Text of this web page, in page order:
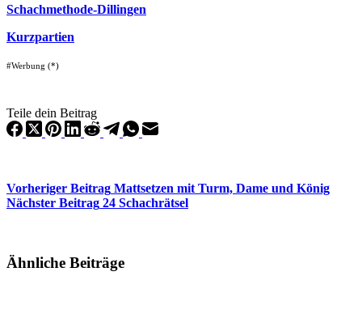
Schachmethode-Dillingen
Kurzpartien
#Werbung (*)
Teile dein Beitrag
Vorheriger Beitrag Mattsetzen mit Turm, Dame und König
Nächster Beitrag 24 Schachrätsel
Ähnliche Beiträge